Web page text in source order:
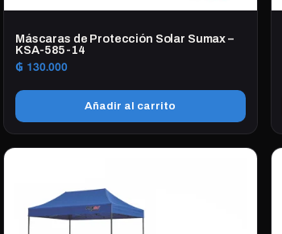
Máscaras de Protección Solar Sumax –
KSA-585-14
₲ 130.000
Añadir al carrito